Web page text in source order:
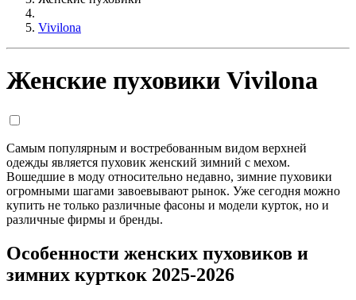
Vivilona
Женские пуховики Vivilona
Самым популярным и востребованным видом верхней
одежды является пуховик женский зимний с мехом.
Вошедшие в моду относительно недавно, зимние пуховики
огромными шагами завоевывают рынок. Уже сегодня можно
купить не только различные фасоны и модели курток, но и
различные фирмы и бренды.
Особенности женских пуховиков и
зимних курткок 2025-2026